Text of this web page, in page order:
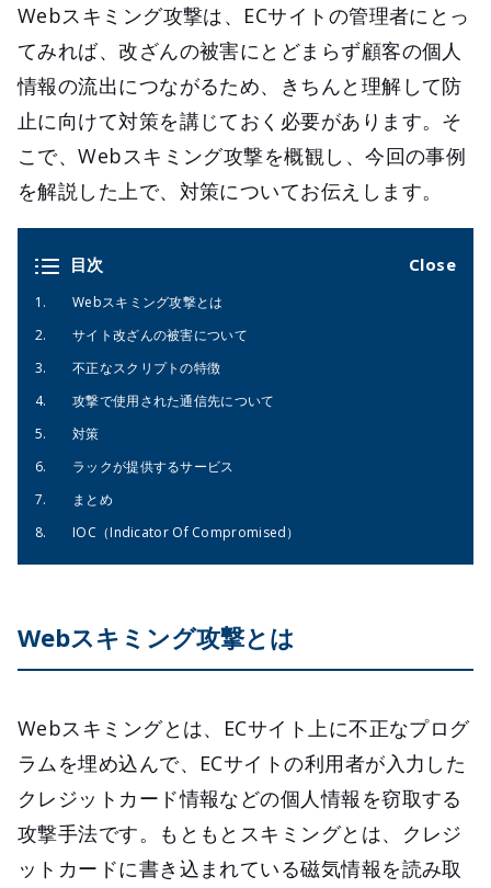
Webスキミング攻撃は、ECサイトの管理者にとっ
てみれば、改ざんの被害にとどまらず顧客の個人
情報の流出につながるため、きちんと理解して防
止に向けて対策を講じておく必要があります。そ
こで、Webスキミング攻撃を概観し、今回の事例
を解説した上で、対策についてお伝えします。
目次
Webスキミング攻撃とは
サイト改ざんの被害について
不正なスクリプトの特徴
攻撃で使用された通信先について
対策
ラックが提供するサービス
まとめ
IOC（Indicator Of Compromised）
Webスキミング攻撃とは
Webスキミングとは、ECサイト上に不正なプログ
ラムを埋め込んで、ECサイトの利用者が入力した
クレジットカード情報などの個人情報を窃取する
攻撃手法です。もともとスキミングとは、クレジ
ットカードに書き込まれている磁気情報を読み取